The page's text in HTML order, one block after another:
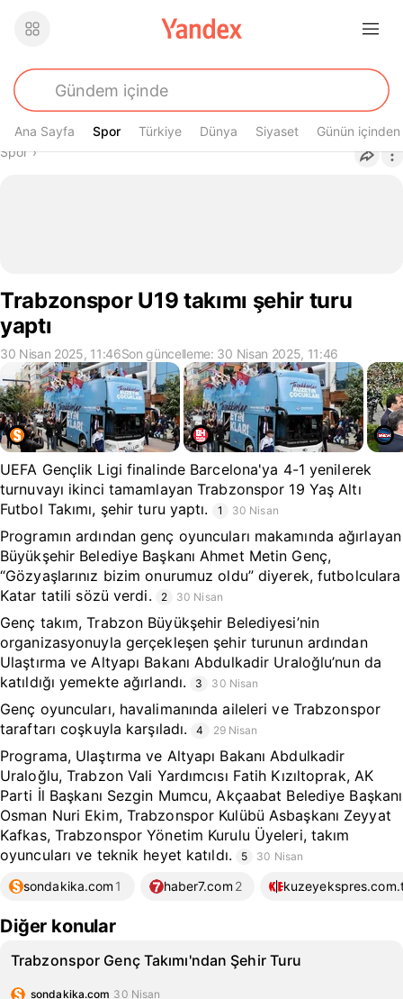
Ana Sayfa Spor
Spor Türkiye Dünya Siyaset Günün içinden
Buradasın
Spor›
Trabzonspor U19 takımı şehir turu
yaptı
30 Nisan 2025, 11:46Son güncelleme: 30 Nisan 2025, 11:46
UEFA Gençlik Ligi finalinde Barcelona'ya 4-1 yenilerek
turnuvayı ikinci tamamlayan Trabzonspor 19 Yaş Altı
Futbol Takımı, şehir turu yaptı.
1 30 Nisan
Programın ardından genç oyuncuları makamında ağırlayan
Büyükşehir Belediye Başkanı Ahmet Metin Genç,
“Gözyaşlarınız bizim onurumuz oldu” diyerek, futbolculara
Katar tatili sözü verdi.
2 30 Nisan
Genç takım, Trabzon Büyükşehir Belediyesi’nin
organizasyonuyla gerçekleşen şehir turunun ardından
Ulaştırma ve Altyapı Bakanı Abdulkadir Uraloğlu’nun da
katıldığı yemekte ağırlandı.
3 30 Nisan
Genç oyuncuları, havalimanında aileleri ve Trabzonspor
taraftarı coşkuyla karşıladı.
4 29 Nisan
Programa, Ulaştırma ve Altyapı Bakanı Abdulkadir
Uraloğlu, Trabzon Vali Yardımcısı Fatih Kızıltoprak, AK
Parti İl Başkanı Sezgin Mumcu, Akçaabat Belediye Başkanı
Osman Nuri Ekim, Trabzonspor Kulübü Asbaşkanı Zeyyat
Kafkas, Trabzonspor Yönetim Kurulu Üyeleri, takım
oyuncuları ve teknik heyet katıldı.
5 30 Nisan
sondakika.com 1 haber7.com 2
Diğer konular
Trabzonspor Genç Takımı'ndan Şehir Turu
sondakika.com 30 Nisan